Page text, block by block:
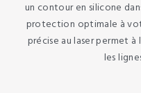
un contour en silicone
protection optimale à
précise au laser permet
les